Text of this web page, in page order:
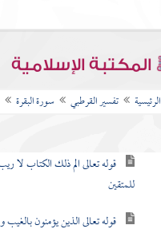
المكتبة الإسلامية
الرئيسية تفسير القرطبي سورة البقرة
سورة الفاتحة
سورة البقرة
قوله تعالى الم ذلك الكتاب لا
للمتقين
قوله تعالى الذين يؤمنون